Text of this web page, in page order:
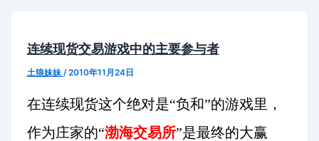
连续现货交易游戏中的主要参与者
土狼妹妹 /2010年11月24日
在连续现货这个绝对是“负和”的游戏里，
作为庄家的“渤海交易所”是最终的大赢